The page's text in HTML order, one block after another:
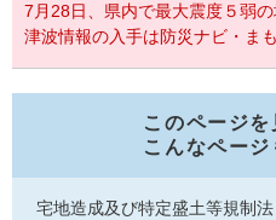
7月28日、県内で最大震度５弱
津波情報の入手は防災ナビ・ま
このページ
こんなペー
宅地造成及び特定盛土等規制